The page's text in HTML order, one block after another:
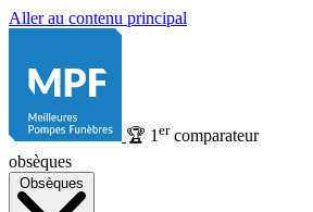
Aller au contenu principal
🏆 1 ercomparateur
obsèques
Obsèques